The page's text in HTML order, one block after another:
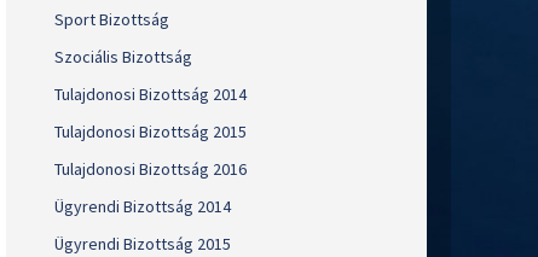
Sport Bizottság
Szociális Bizottság
Tulajdonosi Bizottság 2014
Tulajdonosi Bizottság 2015
Tulajdonosi Bizottság 2016
Ügyrendi Bizottság 2014
Ügyrendi Bizottság 2015